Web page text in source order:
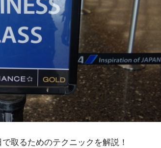
取るためのテクニックを解説！